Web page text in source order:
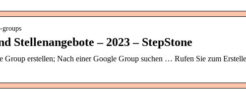
groups
Stellenangebote – 2023 – StepStone
erstellen; Nach einer Google Group suchen … Rufen Sie zum